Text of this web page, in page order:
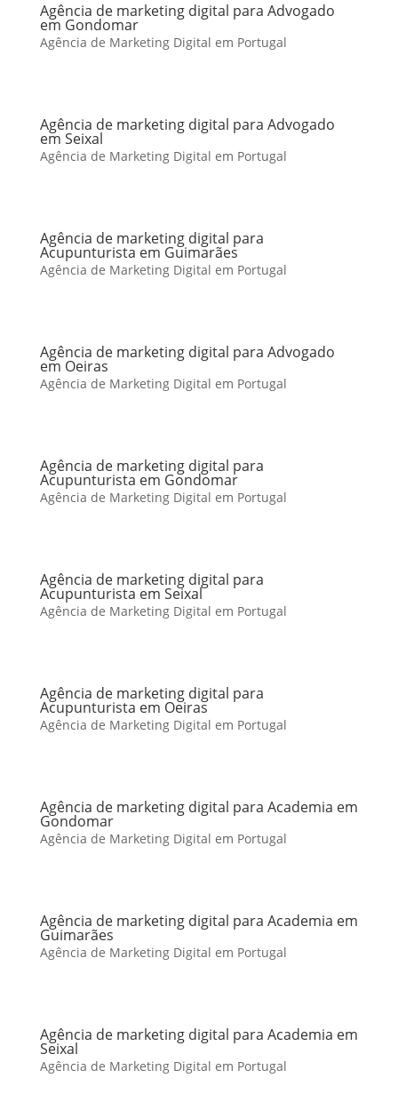
Agência de marketing digital para Advogado
em Gondomar
Agência de Marketing Digital em Portugal
Agência de marketing digital para Advogado
em Seixal
Agência de Marketing Digital em Portugal
Agência de marketing digital para
Acupunturista em Guimarães
Agência de Marketing Digital em Portugal
Agência de marketing digital para Advogado
em Oeiras
Agência de Marketing Digital em Portugal
Agência de marketing digital para
Acupunturista em Gondomar
Agência de Marketing Digital em Portugal
Agência de marketing digital para
Acupunturista em Seixal
Agência de Marketing Digital em Portugal
Agência de marketing digital para
Acupunturista em Oeiras
Agência de Marketing Digital em Portugal
Agência de marketing digital para Academia em
Gondomar
Agência de Marketing Digital em Portugal
Agência de marketing digital para Academia em
Guimarães
Agência de Marketing Digital em Portugal
Agência de marketing digital para Academia em
Seixal
Agência de Marketing Digital em Portugal